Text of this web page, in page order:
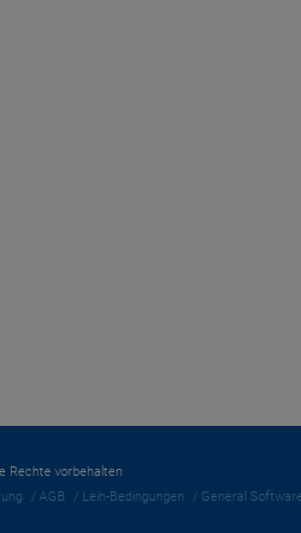
Rechte vorbehalten
AGB Leih-Bedingungen General